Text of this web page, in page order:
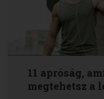
11 apróság,
megtehetsz a